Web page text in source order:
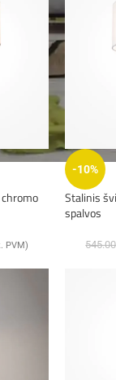
PVM)
-10%
Stalinis
spalvos